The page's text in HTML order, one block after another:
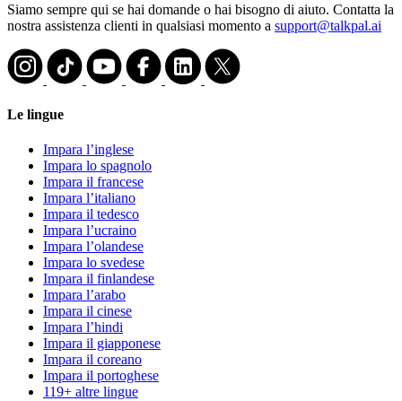
Siamo sempre qui se hai domande o hai bisogno di aiuto. Contatta la
nostra assistenza clienti in qualsiasi momento a support@talkpal.ai
Le lingue
Impara l’inglese
Impara lo spagnolo
Impara il francese
Impara l’italiano
Impara il tedesco
Impara l’ucraino
Impara l’olandese
Impara lo svedese
Impara il finlandese
Impara l’arabo
Impara il cinese
Impara l’hindi
Impara il giapponese
Impara il coreano
Impara il portoghese
119+ altre lingue